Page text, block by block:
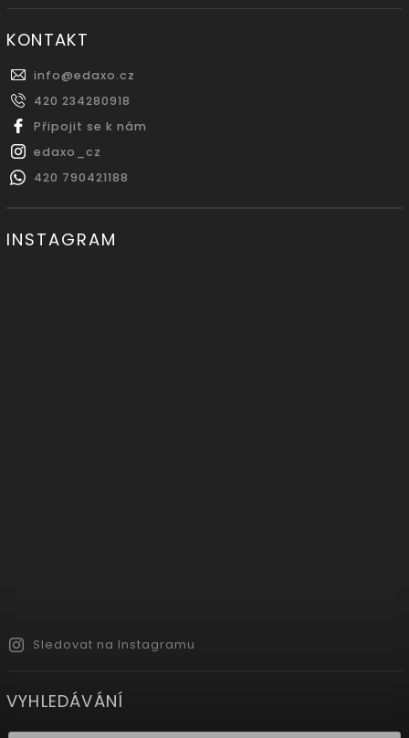
KONTAKT
info@edaxo.cz
420 234280918
Připojit se k nám
edaxo_cz
420 790421188
INSTAGRAM
Sledovat na Instagramu
VYHLEDÁVÁNÍ